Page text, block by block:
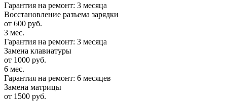
Гарантия на ремонт: 3 месяца
Восстановление разъема зарядки
от 600 руб.
3 мес.
Гарантия на ремонт: 3 месяца
Замена клавиатуры
от 1000 руб.
6 мес.
Гарантия на ремонт: 6 месяцев
Замена матрицы
от 1500 руб.